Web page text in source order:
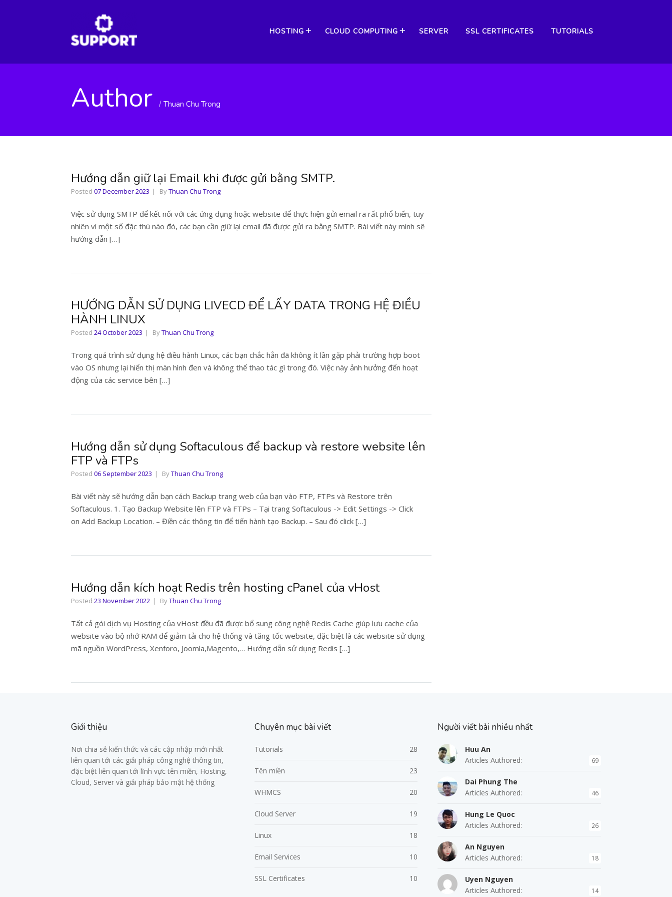
HOSTING CLOUD COMPUTING SERVER SSL CERTIFICATES TUTORIALS
Author Thuan Chu Trong
Hướng dẫn giữ lại Email khi được gửi bằng SMTP.
Posted 07 December 2023 ByThuan Chu Trong
Việc sử dụng SMTP để kết nối với các ứng dụng hoặc website để thực hiện gửi email ra rất phổ biến, tuy
nhiên vì một số đặc thù nào đó, các bạn cần giữ lại email đã được gửi ra bằng SMTP. Bài viết này mình sẽ
hướng dẫn […]
HƯỚNG DẪN SỬ DỤNG LIVECD ĐỂ LẤY DATA TRONG HỆ ĐIỀU
HÀNH LINUX
Posted 24 October 2023 ByThuan Chu Trong
Trong quá trình sử dụng hệ điều hành Linux, các bạn chắc hẳn đã không ít lần gặp phải trường hợp boot
vào OS nhưng lại hiển thị màn hình đen và không thể thao tác gì trong đó. Việc này ảnh hưởng đến hoạt
động của các service bên […]
Hướng dẫn sử dụng Softaculous để backup và restore website lên
FTP và FTPs
Posted 06 September 2023 ByThuan Chu Trong
Bài viết này sẽ hướng dẫn bạn cách Backup trang web của bạn vào FTP, FTPs và Restore trên
Softaculous. 1. Tạo Backup Website lên FTP và FTPs – Tại trang Softaculous -> Edit Settings -> Click
on Add Backup Location. – Điền các thông tin để tiến hành tạo Backup. – Sau đó click […]
Hướng dẫn kích hoạt Redis trên hosting cPanel của vHost
Posted 23 November 2022 ByThuan Chu Trong
Tất cả gói dịch vụ Hosting của vHost đều đã được bổ sung công nghệ Redis Cache giúp lưu cache của
website vào bộ nhớ RAM để giảm tải cho hệ thống và tăng tốc website, đặc biệt là các website sử dụng
mã nguồn WordPress, Xenforo, Joomla,Magento,… Hướng dẫn sử dụng Redis […]
Giới thiệu
Nơi chia sẻ kiến thức và các cập nhập mới nhất
liên quan tới các giải pháp công nghệ thông tin,
đặc biệt liên quan tới lĩnh vực tên miền, Hosting,
Cloud, Server và giải pháp bảo mật hệ thống
Chuyên mục bài viết
Tutorials 28
Tên miền 23
WHMCS 20
Cloud Server 19
Linux 18
Email Services 10
SSL Certificates 10
Người viết bài nhiều nhất
Huu An
Articles Authored:
69
Dai Phung The
Articles Authored:
46
Hung Le Quoc
Articles Authored:
26
An Nguyen
Articles Authored:
18
Uyen Nguyen
Articles Authored:
14